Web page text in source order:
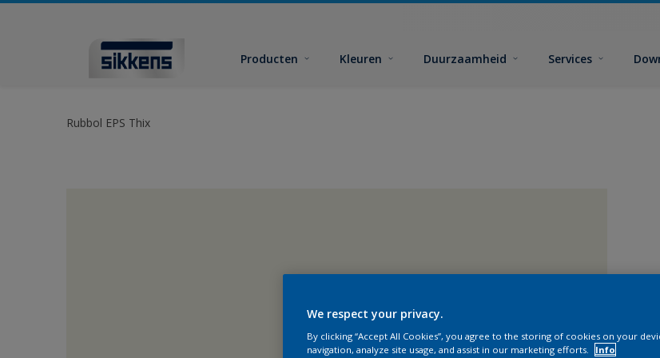
Producten Kleuren Duurzaamheid Services
Rubbol EPS Thix
We respect your privacy.
By clicking “Accept All Cookies”, you agree to the storing of cookies on your
navigation, analyze site usage, and assist in our marketing efforts.
Info